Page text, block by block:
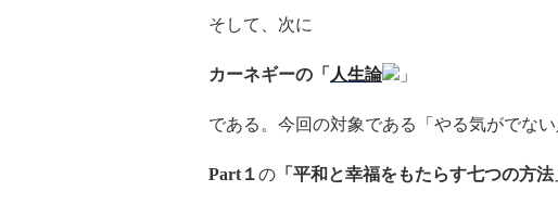
そして、次に
カーネギーの「 人生論 」
である。今回の対象である「やる気がでな
Part１の 「平和と幸福をもたらす七つの方法